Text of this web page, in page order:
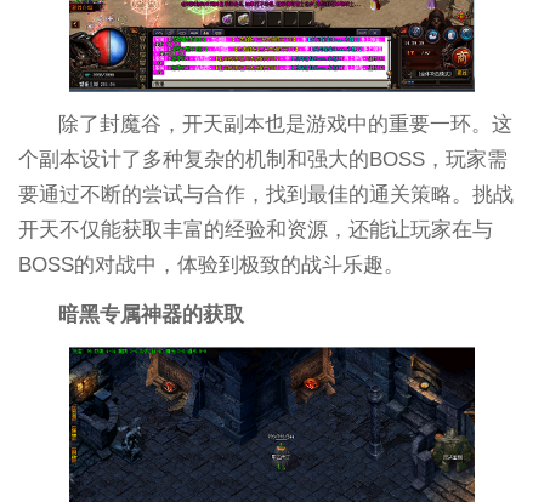
除了封魔谷，开天副本也是游戏中的重要一环。这
个副本设计了多种复杂的机制和强大的BOSS，玩家需
要通过不断的尝试与合作，找到最佳的通关策略。挑战
开天不仅能获取丰富的经验和资源，还能让玩家在与
BOSS的对战中，体验到极致的战斗乐趣。
暗黑专属神器的获取